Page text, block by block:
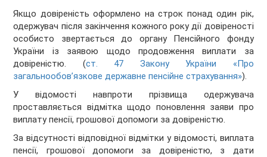
Якщо довіреність оформлено на строк понад один рік,
одержувач після закінчення кожного року дії довіреності
особисто звертається до органу Пенсійного фонду
України із заявою щодо продовження виплати за
довіреністю. (ст. 47 Закону України «Про
загальнообов’язкове державне пенсійне страхування»).
У відомості навпроти прізвища одержувача
проставляється відмітка щодо поновлення заяви про
виплату пенсії, грошової допомоги за довіреністю.
За відсутності відповідної відмітки у відомості, виплата
пенсії, грошової допомоги за довіреністю, з дати